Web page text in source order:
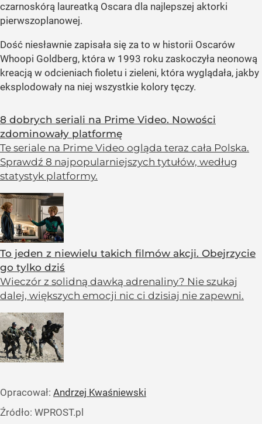
czarnoskórą laureatką Oscara dla najlepszej aktorki
pierwszoplanowej.
Dość niesławnie zapisała się za to w historii Oscarów
Whoopi Goldberg, która w 1993 roku zaskoczyła neonową
kreacją w odcieniach fioletu i zieleni, która wyglądała, jakby
eksplodowały na niej wszystkie kolory tęczy.
8 dobrych seriali na Prime Video. Nowości
zdominowały platformę
Te seriale na Prime Video ogląda teraz cała Polska.
Sprawdź 8 najpopularniejszych tytułów, według
statystyk platformy.
To jeden z niewielu takich filmów akcji. Obejrzycie
go tylko dziś
Wieczór z solidną dawką adrenaliny? Nie szukaj
dalej, większych emocji nic ci dzisiaj nie zapewni.
Opracował: Andrzej Kwaśniewski
Źródło: WPROST.pl